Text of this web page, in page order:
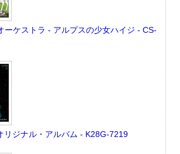
ーケストラ - アルプスの少女ハイジ - CS-
リジナル・アルバム - K28G-7219